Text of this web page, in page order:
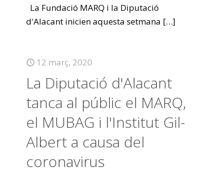
La Fundació MARQ i la Diputació
d'Alacant inicien aquesta setmana […]
12 març, 2020
La Diputació d'Alacant
tanca al públic el MARQ,
el MUBAG i l'Institut Gil-
Albert a causa del
coronavirus